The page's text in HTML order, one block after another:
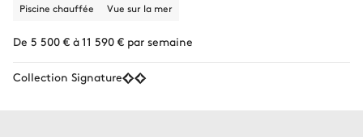
Piscine chauffée Vue sur la mer
De 5 500 € à 11 590 € par semaine
Collection Signature